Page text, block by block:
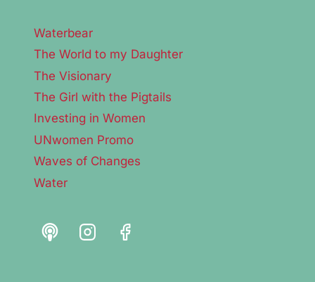
Waterbear
The World to my Daughter
The Visionary
The Girl with the Pigtails
Investing in Women
UNwomen Promo
Waves of Changes
Water